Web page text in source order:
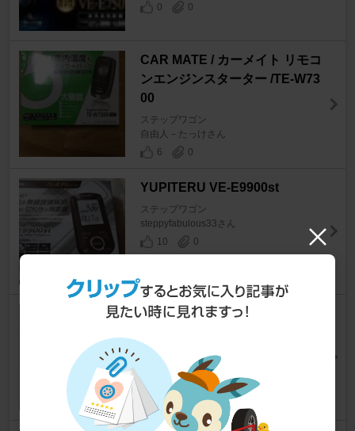
0
0
CAR MATE / カーメイト リモコ
ンエンジンスターター /TE-W73
00
ステップワゴン
自由人－たっけさん
6
0
YUPITERU VE-E9900st
ステップワゴン
steppyfabulous33さん
10
0
カーメイト TE 54 スターターハ
ステップワゴン
マイタロウさん
0